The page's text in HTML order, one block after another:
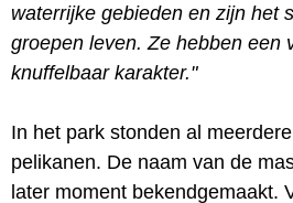
waterrijke gebieden en zijn het
groepen leven. Ze hebben een
knuffelbaar karakter."
In het park stonden al
pelikanen. De naam van de
later moment bekendgemaakt.